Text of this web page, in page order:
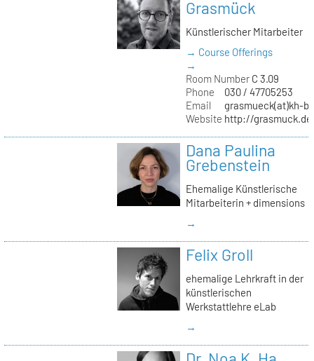
Grasmück
Künstlerischer Mitarbeiter
→ Course Offerings
→
Room NumberC 3.09
Phone
030 / 47705253
Email
grasmueck(at)kh-
Website http://
Dana Paulina
Grebenstein
Ehemalige Künstlerische
Mitarbeiterin + dimensions
→
Felix Groll
ehemalige Lehrkraft in der
künstlerischen
Werkstattlehre eLab
→